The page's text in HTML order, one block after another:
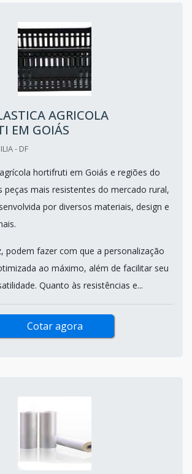
AGRICOLA
EM GOIÁS
- DF
hortifruti em Goiás e regiões do
peças mais resistentes do mercado rural,
por diversos materiais, design e
podem fazer com que a personalização
ao máximo, além de facilitar seu
Quanto às resistências e...
Cotar agora